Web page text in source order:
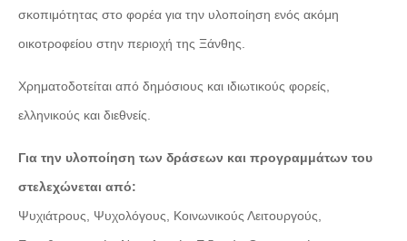
σκοπιμότητας στο φορέα για την υλοποίηση ενός ακόμη
οικοτροφείου στην περιοχή της Ξάνθης.
Χρηματοδοτείται από δημόσιους και ιδιωτικούς φορείς,
ελληνικούς και διεθνείς.
Για την υλοποίηση των δράσεων και προγραμμάτων του
στελεχώνεται από:
Ψυχιάτρους, Ψυχολόγους, Κοινωνικούς Λειτουργούς,